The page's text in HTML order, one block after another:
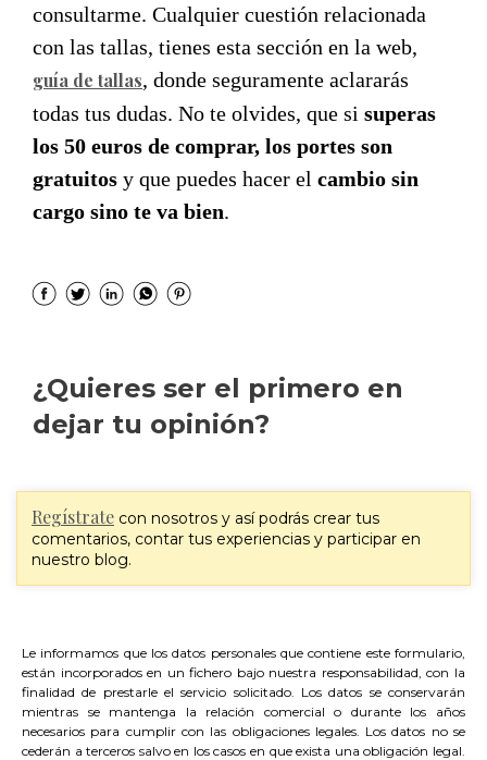
consultarme. Cualquier cuestión relacionada
con las tallas, tienes esta sección en la web,
guía de tallas, donde seguramente aclararás
todas tus dudas. No te olvides, que si superas
los 50 euros de comprar, los portes son
gratuitos y que puedes hacer el cambio sin
cargo sino te va bien.
¿Quieres ser el primero en
dejar tu opinión?
Regístrate con nosotros y así podrás crear tus
comentarios, contar tus experiencias y participar en
nuestro blog.
Le informamos que los datos personales que contiene este formulario,
están incorporados en un fichero bajo nuestra responsabilidad, con la
finalidad de prestarle el servicio solicitado. Los datos se conservarán
mientras se mantenga la relación comercial o durante los años
necesarios para cumplir con las obligaciones legales. Los datos no se
cederán a terceros salvo en los casos en que exista una obligación legal.